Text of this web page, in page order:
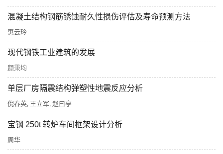
混凝土结构钢筋锈蚀耐久性损伤评估及寿命预测方法
惠云玲
现代钢铁工业建筑的发展
颜秉均
单层厂房隔震结构弹塑性地震反应分析
倪春英 王立军 赵曰亭
宝钢 250t 转炉车间框架设计分析
周华